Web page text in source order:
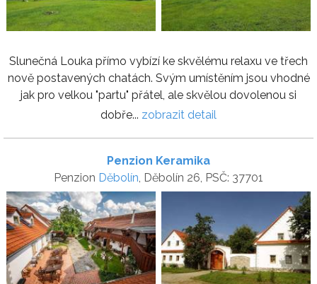
Slunečná Louka přímo vybízí ke skvělému relaxu ve třech
nově postavených chatách. Svým umístěním jsou vhodné
jak pro velkou "partu" přátel, ale skvělou dovolenou si
dobře... zobrazit detail
Penzion Keramika
Penzion Děbolín , Děbolín 26, PSČ: 37701